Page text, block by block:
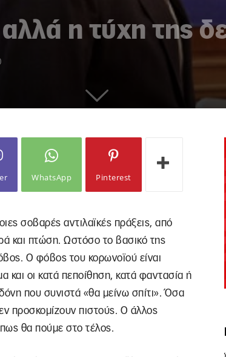
η τύχη της
WhatsApp Pinterest
σοβαρές αντιλαϊκές πράξεις, από
και πτώση. Ωστόσο το βασικό της
Ο φόβος του κορωνοϊού είναι
και οι κατά πεποίθηση, κατά φαντασία ή
που συνιστά «θα μείνω σπίτι». Όσα
προσκομίζουν πιστούς. Ο άλλος
θα πούμε στο τέλος.